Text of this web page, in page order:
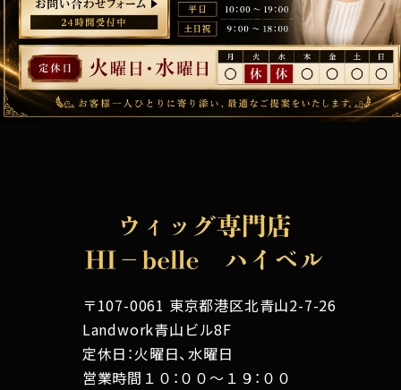
〒107-0061 東京都港区北青山2-7-26
Landwork青山ビル8F
定休日：火曜日、水曜日
営業時間１０：００～１９：００